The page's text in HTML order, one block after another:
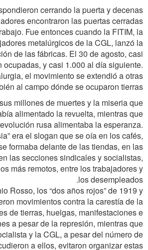
cerrando la puerta y decenas
encontraron las puertas cerradas
Fue entonces cuando la FITIM, la
metalúrgicos de la CGL, lanzó la
de las fábricas. El 30 de agosto, casi
ocupadas, y casi 1.000 al día siguiente.
el movimiento se extendió a otras
al campo dónde se ocuparon tierras.
millones de muertes y la miseria que
alimentado la revuelta, mientras que
rusa alimentaba la esperanza.
era el slogan que se oía en los cafés,
formaba delante de las tiendas, en las
las secciones sindicales y socialistas,
más remotos, entre los trabajadores y
los desempleados.
Rosso, los “dos años rojos” de 1919 y
movimientos contra la carestía de la
de tierras, huelgas, manifestaciones e
a pesar de la represión, mientras que
y la CGL, a pesar del número de
a ellos, evitaron organizar estas